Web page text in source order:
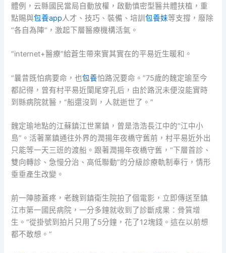
體例，云縣國民當局自動放權，啟動慎密型醫共體扶植，重
點賜與包養app人才、技巧、裝備、培訓包養妹等支撐，廢除
“各自為陣”，激起下層醫療機構活氣。
“internet+醫療”給蒼生帶來實其實在的平易近生暖和。
“曩昔既怕病要命，也包養怕路況要命。”75歲的魏定瑜至今
都記得，曾有村平易近闌尾穿孔后，由於路況未便沒能實時
到縣病院就醫，“船還沒到，人就逝世了。”
魏定瑜地點的江蘇鎮江世業鎮，曾是浩浩長江中的“江中小
島”。活著業鎮通往外界的潤揚年夜橋守舊前，村平易近外出
只能等一天三班的渡船。跟著潤揚年夜橋守舊，“下層首診、
雙向轉診、急慢分治、高低聯動”的分級診療軌制奉行，情形
垂垂產生改變。
前一陣膝蓋疼，老魏到鎮衛生院拍了個電影，立即傳送至鎮
江市第一國民病院，一分多鐘就收到了診斷成果：骨質增
生。“從掛號到拍片只用了5分鐘，花了12塊錢。這在以前想
都不敢想。”